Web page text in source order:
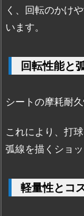
ス
ジ
硬
と
作
性
2.
回
く、回転のかけ
います。
回転性能と
シートの摩耗耐
これにより、打
弧線を描くショ
軽量性とコ